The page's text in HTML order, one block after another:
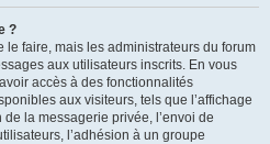
?
le faire, mais les administrateurs du forum
aux utilisateurs inscrits. En vous
accès à des fonctionnalités
aux visiteurs, tels que l’affichage
la messagerie privée, l’envoi de
l’adhésion à un groupe